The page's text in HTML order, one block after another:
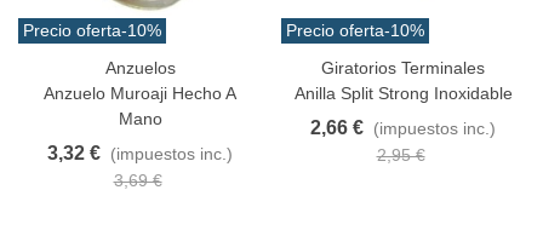
Precio oferta-10%
Anzuelos
Anzuelo Muroaji Hecho A
Mano
3,32 € (impuestos inc.)
3,69 €
Precio oferta-10%
Giratorios Terminales
Anilla Split Strong Inoxidable
2,66 € (impuestos inc.)
2,95 €